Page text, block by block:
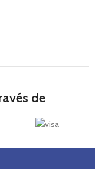
de